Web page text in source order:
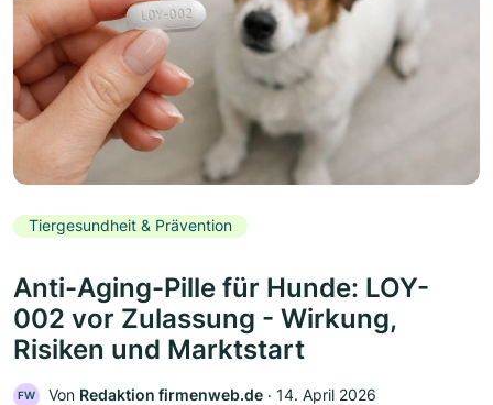
Tiergesundheit & Prävention
Anti-Aging-Pille für Hunde: LOY-
002 vor Zulassung - Wirkung,
Risiken und Marktstart
FW Von Redaktion firmenweb.de ‧ 14. April 2026